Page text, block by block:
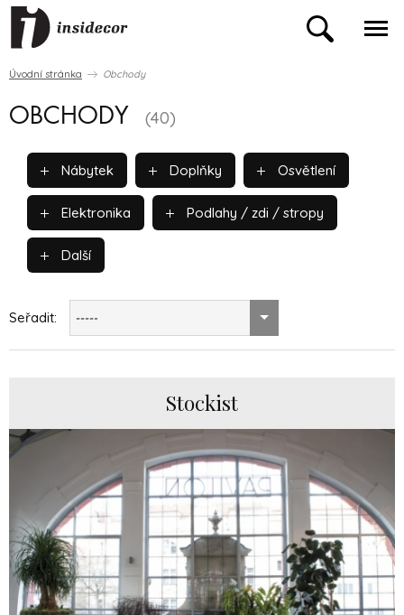
Úvodní stránka Obchody
OBCHODY (40)
Nábytek Doplňky Osvětlení
Elektronika Podlahy / zdi / stropy
Další
Seřadit: -----
Stockist